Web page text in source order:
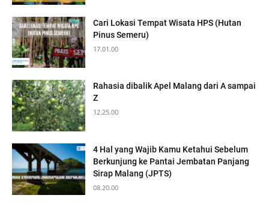
Cari Lokasi Tempat Wisata HPS (Hutan
Pinus Semeru)
17.01.00
Rahasia dibalik Apel Malang dari A sampai
Z
12.25.00
4 Hal yang Wajib Kamu Ketahui Sebelum
Berkunjung ke Pantai Jembatan Panjang
Sirap Malang (JPTS)
08.20.00